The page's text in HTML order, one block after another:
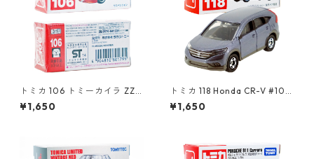
トミカ 106 トミーカイラ ZZ
（初回特別仕様）#10801795
¥1,650
トミカ 118 Honda CR-V #104
39028
¥1,650